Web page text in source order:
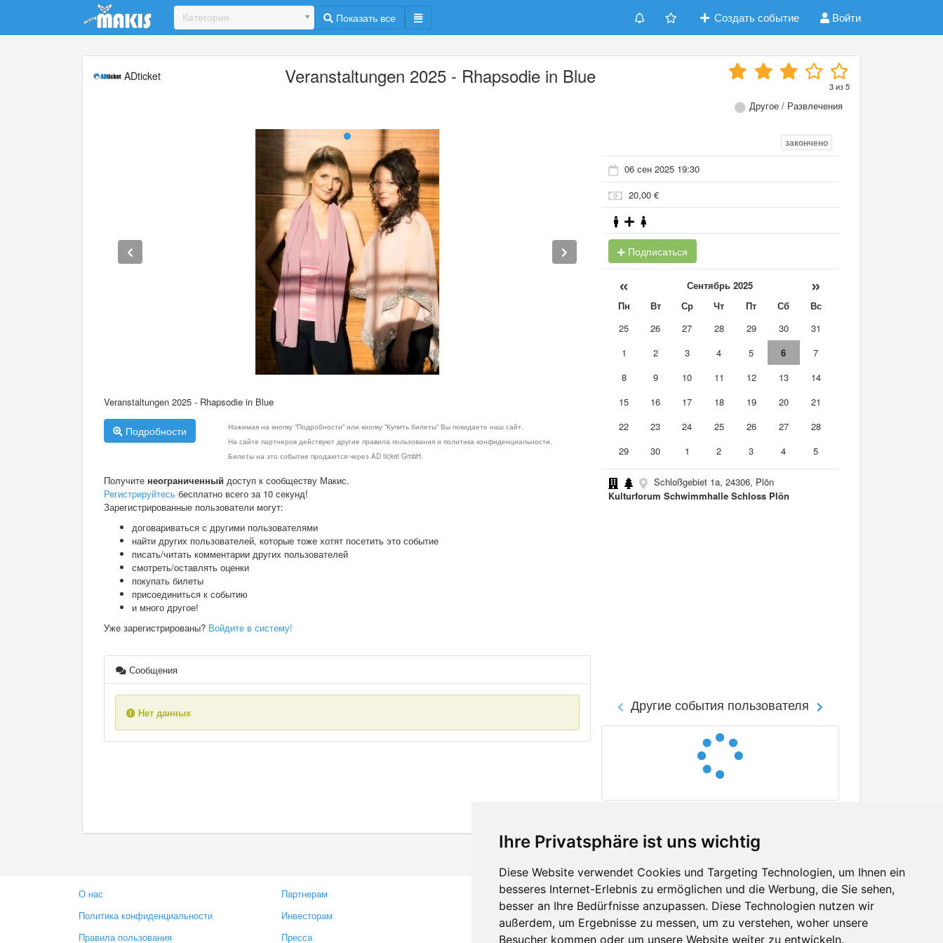
Ihre Privatsphäre ist uns wichtig
Diese Website verwendet Cookies und Targeting Technologien, um Ihnen ein
besseres Internet-Erlebnis zu ermöglichen und die Werbung, die Sie sehen,
besser an Ihre Bedürfnisse anzupassen. Diese Technologien nutzen wir
außerdem, um Ergebnisse zu messen, um zu verstehen, woher unsere
Besucher kommen oder um unsere Website weiter zu entwickeln.
Update cookies preferences
Категория Показать все Создать событие Войти
ADticket Veranstaltungen 2025 - Rhapsodie in Blue 3из5
Другое / Развлечения
Veranstaltungen 2025 - Rhapsodie in Blue
Подробности
Нажимая на кнопку "Подробности" или кнопку "Купить билеты" Вы покидаете наш сайт.
На сайте партнеров действуют другие правила пользования и политика конфиденциальности.
Билеты на это событие продаются через AD ticket GmbH.
Получите неограниченный доступ к сообществу Макис.
Регистрируйтесь бесплатно всего за 10 секунд!
Зарегистрированные пользователи могут:
договариваться с другими пользователями
найти других пользователей, которые тоже хотят посетить это событие
писать/читать комментарии других пользователей
смотреть/оставлять оценки
покупать билеты
присоединиться к событию
и много другое!
Уже зарегистрированы? Войдите в систему!
Сообщения
Нет данных
закончено
06 сен 2025 19:30
20,00 €
Подписаться
« Сентябрь 2025 »
Пн Вт Ср Чт Пт Сб
Вс
25
26 27 28 29 30
31
1
2 3 4 5 6
7
8
9 10 11 12 13
14
15
16 17 18 19 20
21
22
23 24 25 26 27
28
29
30 1 2 3 4 5
Schloßgebiet 1a, 24306, Plön
Kulturforum Schwimmhalle Schloss Plön
Другие события пользователя
О нас
Политика конфиденциальности
Правила пользования
Партнерам
Инвесторам
Пресса
Контакты
Оставить отзыв
Сообщить об ошибке
Facebook
Twitter
YouTube